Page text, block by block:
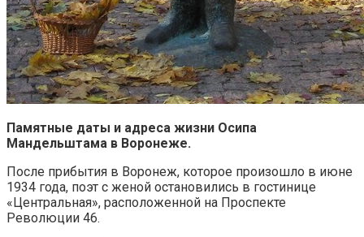
Памятные даты и адреса жизни Осипа
Мандельштама в Воронеже.
После прибытия в Воронеж, которое произошло в июне
1934 года, поэт с женой остановились в гостинице
«Центральная», расположенной на Проспекте
Революции 46.